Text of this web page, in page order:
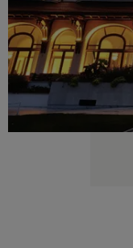
Club
Le
Les